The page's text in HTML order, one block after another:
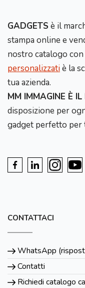
GADGETS è il
stampa online e
nostro catalogo
personalizzatiè la
tua azienda.
MM IMMAGINE È IL
disposizione per
gadget perfetto per
CONTATTACI
WhatsApp
Contatti
Richiedi catalogo